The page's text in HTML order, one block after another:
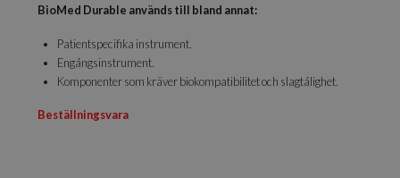
BioMed Durable används till bland annat:
Patientspecifika instrument.
Engångsinstrument.
Komponenter som kräver biokompatibilitet och slagtålighet.
Beställningsvara